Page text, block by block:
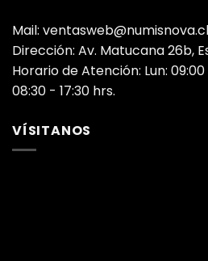
Mail: ventasweb@numisnova.cl
Dirección: Av. Matucana 26b,
Horario de Atención: Lun:
08:30 - 17:30 hrs.
VÍSITANOS